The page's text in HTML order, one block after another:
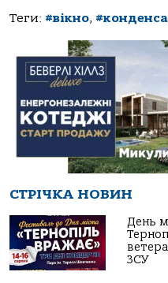
Теги: #вікно,
СТРІЧКА НОВИН
День
ЗСУ